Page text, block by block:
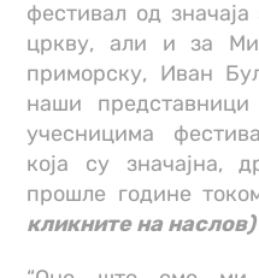
фестивал од
цркву, али и за
приморску, Иван
наши
учесницима
која су значајна,
прошле године
кликните на наслов)